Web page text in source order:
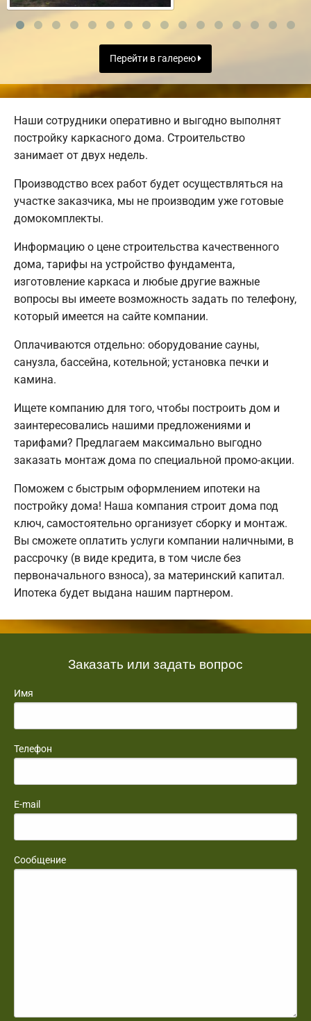
Перейти в галерею
Наши сотрудники оперативно и выгодно выполнят
постройку каркасного дома. Строительство
занимает от двух недель.
Производство всех работ будет осуществляться на
участке заказчика, мы не производим уже готовые
домокомплекты.
Информацию о цене строительства качественного
дома, тарифы на устройство фундамента,
изготовление каркаса и любые другие важные
вопросы вы имеете возможность задать по телефону,
который имеется на сайте компании.
Оплачиваются отдельно: оборудование сауны,
санузла, бассейна, котельной; установка печки и
камина.
Ищете компанию для того, чтобы построить дом и
заинтересовались нашими предложениями и
тарифами? Предлагаем максимально выгодно
заказать монтаж дома по специальной промо-акции.
Поможем с быстрым оформлением ипотеки на
постройку дома! Наша компания строит дома под
ключ, самостоятельно организует сборку и монтаж.
Вы сможете оплатить услуги компании наличными, в
рассрочку (в виде кредита, в том числе без
первоначального взноса), за материнский капитал.
Ипотека будет выдана нашим партнером.
Заказать или задать вопрос
Имя
Телефон
E-mail
Сообщение